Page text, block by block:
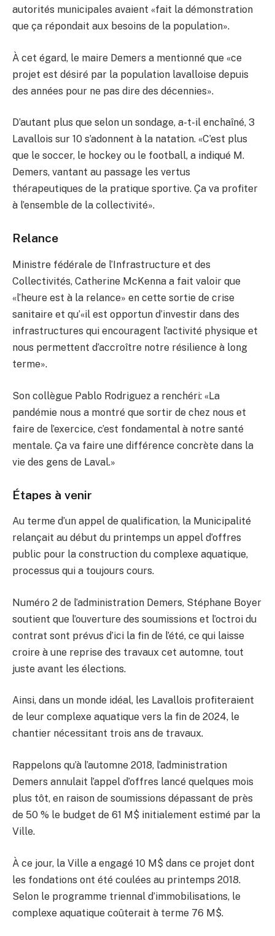
autorités municipales avaient «fait la démonstration
que ça répondait aux besoins de la population».
À cet égard, le maire Demers a mentionné que «ce
projet est désiré par la population lavalloise depuis
des années pour ne pas dire des décennies».
D’autant plus que selon un sondage, a-t-il enchaîné, 3
Lavallois sur 10 s’adonnent à la natation. «C’est plus
que le soccer, le hockey ou le football, a indiqué M.
Demers, vantant au passage les vertus
thérapeutiques de la pratique sportive. Ça va profiter
à l’ensemble de la collectivité».
Relance
Ministre fédérale de l’Infrastructure et des
Collectivités, Catherine McKenna a fait valoir que
«l’heure est à la relance» en cette sortie de crise
sanitaire et qu’«il est opportun d’investir dans des
infrastructures qui encouragent l’activité physique et
nous permettent d’accroître notre résilience à long
terme».
Son collègue Pablo Rodriguez a renchéri: «La
pandémie nous a montré que sortir de chez nous et
faire de l’exercice, c’est fondamental à notre santé
mentale. Ça va faire une différence concrète dans la
vie des gens de Laval.»
Étapes à venir
Au terme d’un appel de qualification, la Municipalité
relançait au début du printemps un appel d’offres
public pour la construction du complexe aquatique,
processus qui a toujours cours.
Numéro 2 de l’administration Demers, Stéphane Boyer
soutient que l’ouverture des soumissions et l’octroi du
contrat sont prévus d’ici la fin de l’été, ce qui laisse
croire à une reprise des travaux cet automne, tout
juste avant les élections.
Ainsi, dans un monde idéal, les Lavallois profiteraient
de leur complexe aquatique vers la fin de 2024, le
chantier nécessitant trois ans de travaux.
Rappelons qu’à l’automne 2018, l’administration
Demers annulait l’appel d’offres lancé quelques mois
plus tôt, en raison de soumissions dépassant de près
de 50 % le budget de 61 M$ initialement estimé par la
Ville.
À ce jour, la Ville a engagé 10 M$ dans ce projet dont
les fondations ont été coulées au printemps 2018.
Selon le programme triennal d’immobilisations, le
complexe aquatique coûterait à terme 76 M$.